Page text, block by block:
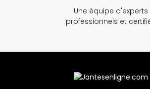
Une équipe d'experts
professionnels et